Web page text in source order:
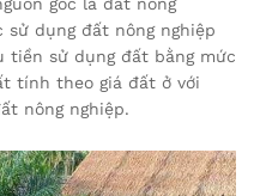
sử dụng đất nông nghiệp
sử dụng đất bằng mức
tính theo giá đất ở với
nông nghiệp.